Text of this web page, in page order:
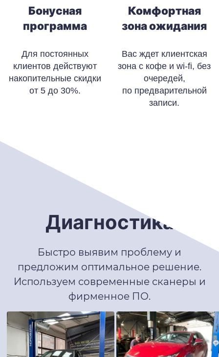
Бонусная
программа
Для постоянных
клиентов действуют
накопительные скидки
от 5 до 30%.
Комфортная
зона ожидания
Вас ждет клиентская
зона с кофе и wi-fi, без
очередей,
по предварительной
записи.
Диагностика
Быстро выявим проблему и
предложим оптимальное решение.
Используем современные сканеры и
фирменное ПО.